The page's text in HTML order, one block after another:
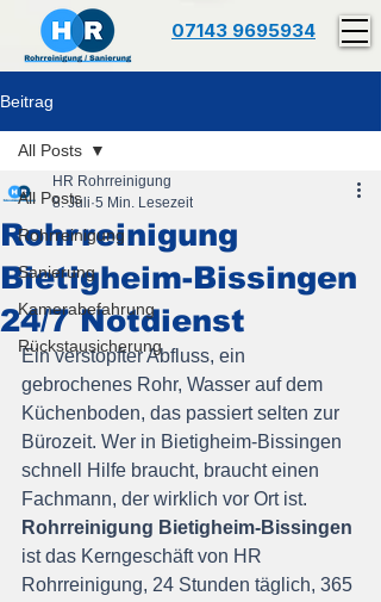
07143 9695934
Beitrag
All Posts
Rohrreinigung
Sanierung
Kamerabefahrung
Rückstausicherung
All Posts
Rohrreinigung
Bietigheim-Bissingen
24/7 Notdienst
HR Rohrreinigung
8. Juli 5 Min. Lesezeit
Ein verstopfter Abfluss, ein
gebrochenes Rohr, Wasser auf dem
Küchenboden, das passiert selten zur
Bürozeit. Wer in Bietigheim-Bissingen
schnell Hilfe braucht, braucht einen
Fachmann, der wirklich vor Ort ist.
Rohrreinigung Bietigheim-Bissingen
ist das Kerngeschäft von HR
Rohrreinigung, 24 Stunden täglich, 365